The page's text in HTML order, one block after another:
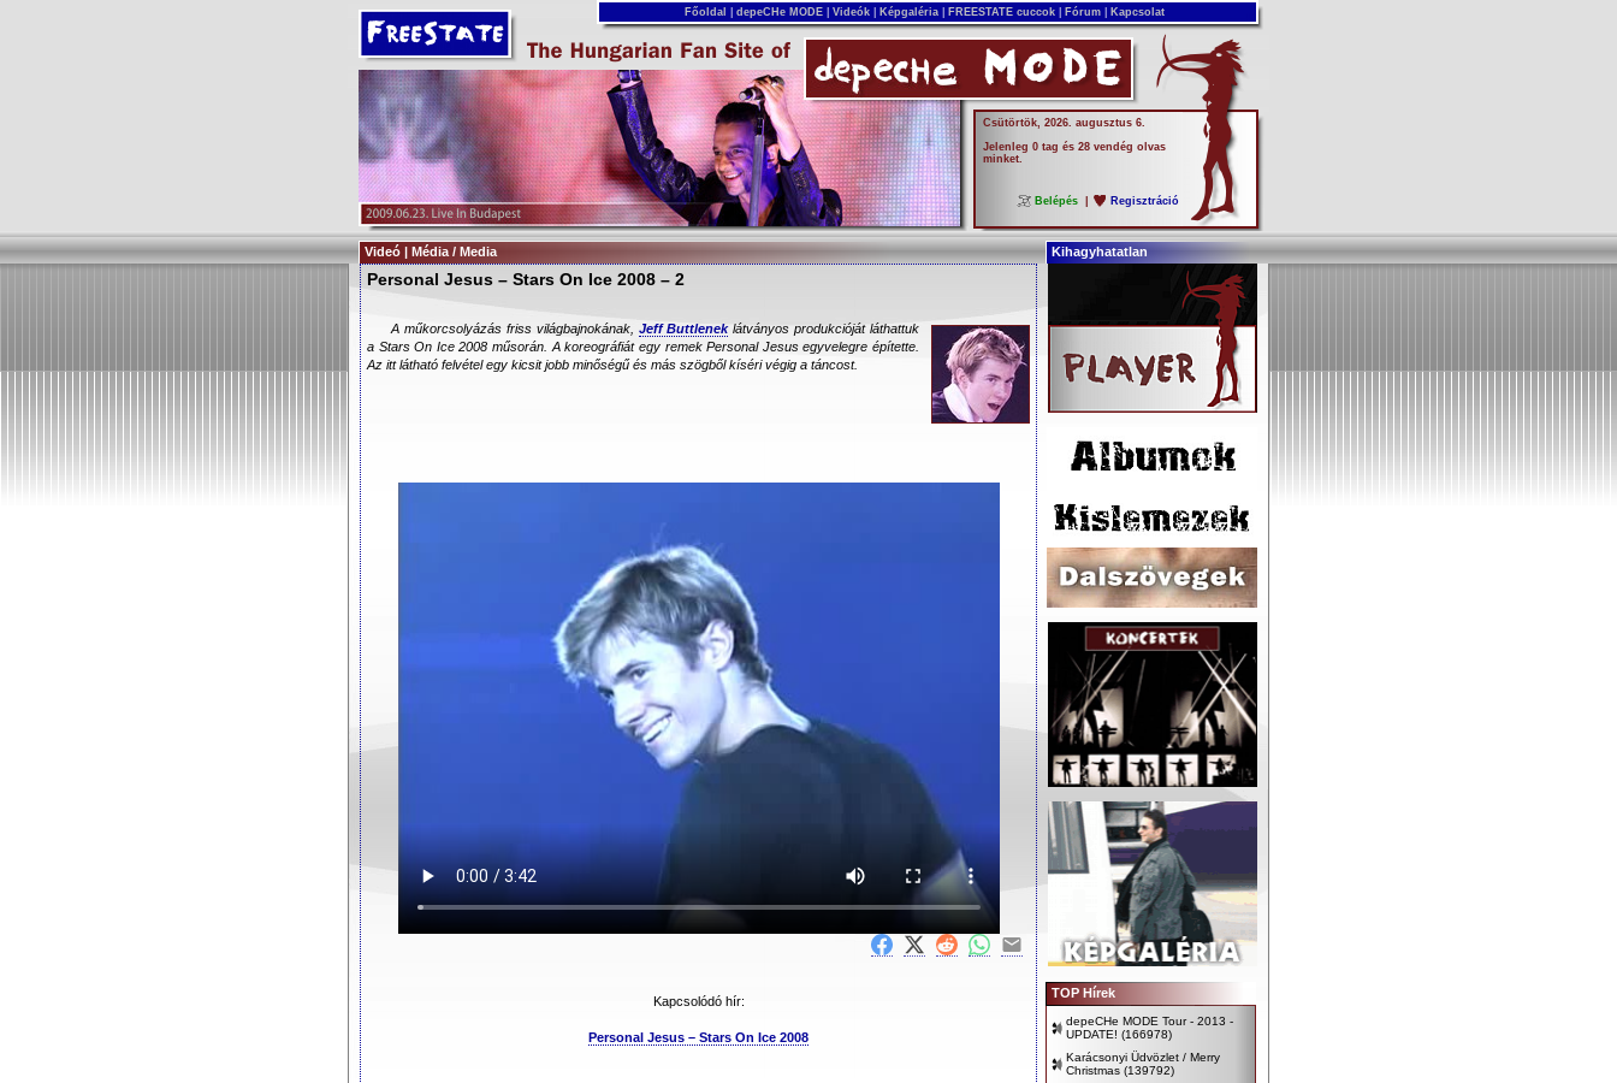
Főoldal depeCHe MODE Videók Képgaléria FREESTATE cuccok Fórum Kapcsolat
Csütörtök, 2026. augusztus 6.
Jelenleg 0 tag és 28 vendég olvas
minket.
Belépés Regisztráció
Videó | Média / Media Kihagyhatatlan
Personal Jesus – Stars On Ice 2008 – 2
A műkorcsolyázás friss világbajnokának, Jeff Buttleneklátványos produkcióját láthattuk
a Stars On Ice 2008 műsorán. A koreográfiát egy remek Personal Jesus egyvelegre építette.
Az itt látható felvétel egy kicsit jobb minőségű és más szögből kíséri végig a táncost.
Kapcsolódó hír:
Personal Jesus – Stars On Ice 2008
TOP Hírek
depeCHe MODE Tour - 2013 -
UPDATE! (166978)
Karácsonyi Üdvözlet / Merry
Christmas (139792)